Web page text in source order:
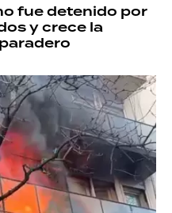
fue detenido por
y crece la